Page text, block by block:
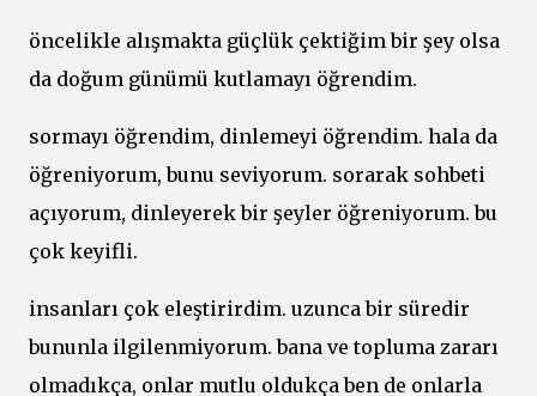
öncelikle alışmakta güçlük çektiğim bir şey olsa
da doğum günümü kutlamayı öğrendim.
sormayı öğrendim, dinlemeyi öğrendim. hala da
öğreniyorum, bunu seviyorum. sorarak sohbeti
açıyorum, dinleyerek bir şeyler öğreniyorum. bu
çok keyifli.
insanları çok eleştirirdim. uzunca bir süredir
bununla ilgilenmiyorum. bana ve topluma zararı
olmadıkça, onlar mutlu oldukça ben de onlarla